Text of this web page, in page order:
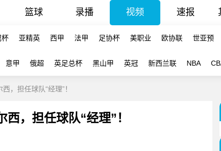
篮球 录播 视频 速报
杯 亚精英 西甲 法甲 足协杯 美职业 欧协联 世亚预
意甲 俄超 英足总杯 黑山甲 英冠 新西兰联 NBA
，担任球队“经理”！
，担任球队“经理”！